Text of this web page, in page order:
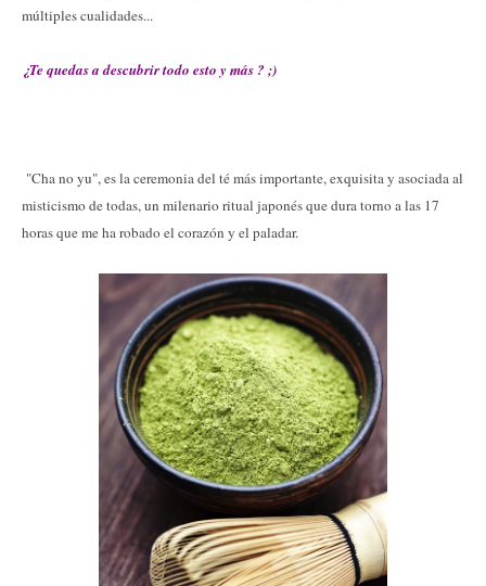
múltiples cualidades...
¿Te quedas a descubrir todo esto y más ? ;)
"Cha no yu", es la ceremonia del té más importante, exquisita y asociada al
misticismo de todas, un milenario ritual japonés que dura torno a las 17
horas que me ha robado el corazón y el paladar.